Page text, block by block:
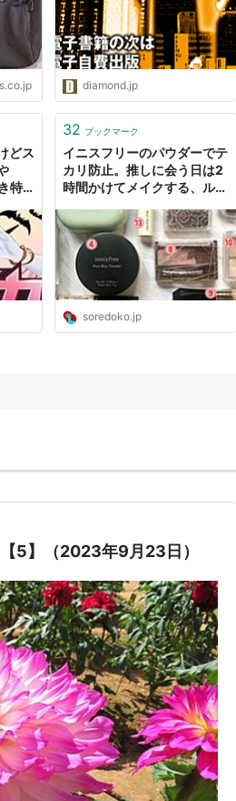
diamond.jp
どス
特
”が
つ考
／
32 ブックマーク
イニスフリーのパウダーでテ
カリ防止。推しに会う日は2
時間かけてメイクする、ルル
soredoko.jp
5】（2023年9月23日）